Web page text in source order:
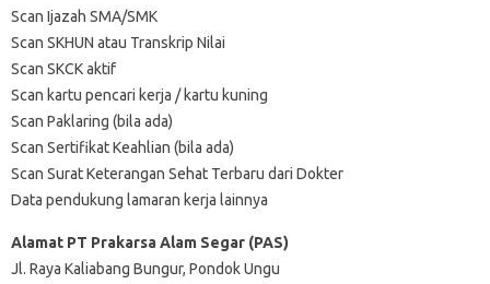
Scan Ijazah SMA/SMK
Scan SKHUN atau Transkrip Nilai
Scan SKCK aktif
Scan kartu pencari kerja / kartu kuning
Scan Paklaring (bila ada)
Scan Sertifikat Keahlian (bila ada)
Scan Surat Keterangan Sehat Terbaru dari Dokter
Data pendukung lamaran kerja lainnya
Alamat PT Prakarsa Alam Segar (PAS)
Jl. Raya Kaliabang Bungur, Pondok Ungu